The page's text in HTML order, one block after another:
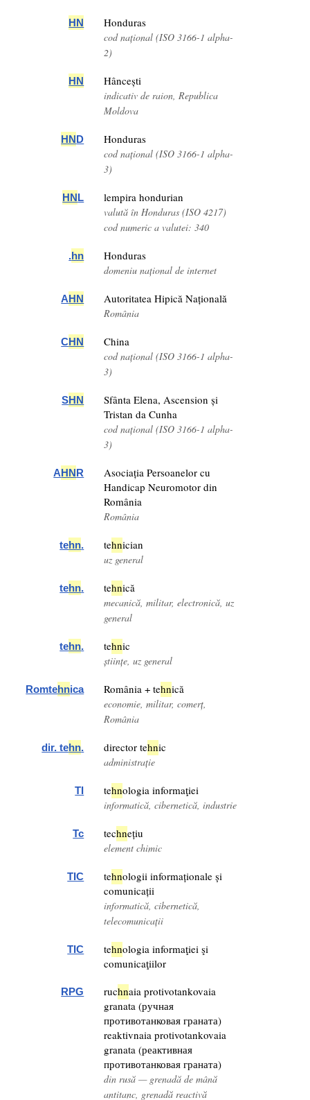
HN Honduras
cod național (ISO 3166-1 alpha-
2)
HN Hâncești
indicativ de raion, Republica
Moldova
HND Honduras
cod național (ISO 3166-1 alpha-
3)
HNL lempira hondurian
valută în Honduras (ISO 4217)
cod numeric a valutei: 340
.hn Honduras
domeniu național de internet
AHN Autoritatea Hipică Națională
România
CHN China
cod național (ISO 3166-1 alpha-
3)
SHN
Sfânta Elena, Ascension și
Tristan da Cunha
cod național (ISO 3166-1 alpha-
3)
AHNR
Asociația Persoanelor cu
Handicap Neuromotor din
România
România
tehn. tehnician
uz general
tehn. tehnică
mecanică, militar, electronică, uz
general
tehn. tehnic
științe, uz general
Romtehnica România + tehnică
economie, militar, comerț,
România
dir. tehn. director tehnic
administrație
TI tehnologia informaţiei
informatică, cibernetică, industrie
Tc technețiu
element chimic
TIC tehnologii informaționale și
comunicații
informatică, cibernetică,
telecomunicații
TIC tehnologia informaţiei şi
comunicaţiilor
RPG ruchnaia protivotankovaia
granata (ручная
противотанковая граната)
reaktivnaia protivotankovaia
granata (реактивная
противотанковая граната)
din rusă — grenadă de mână
antitanc, grenadă reactivă